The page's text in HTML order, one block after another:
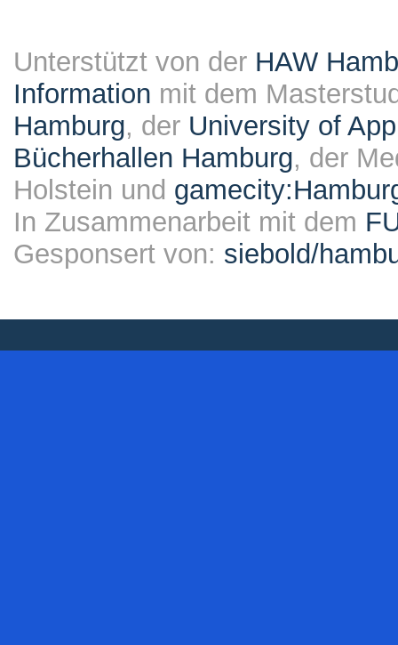
Unterstützt von der HAW
Information mit dem
Hamburg, der University of
Bücherhallen Hamburg, der
Holstein und
In Zusammenarbeit mit dem
Gesponsert von: siebold/